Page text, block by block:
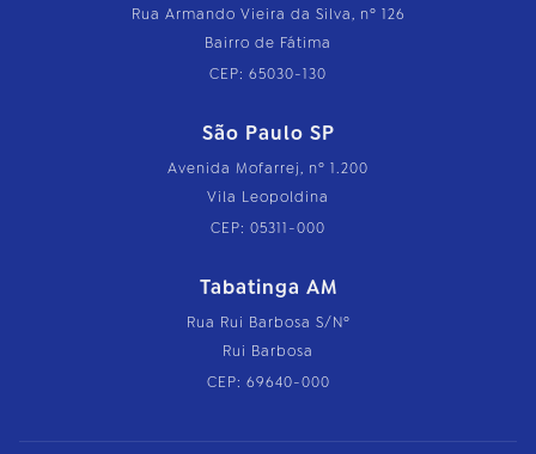
Rua Armando Vieira da Silva, nº 126
Bairro de Fátima
CEP: 65030-130
São Paulo SP
Avenida Mofarrej, nº 1.200
Vila Leopoldina
CEP: 05311-000
Tabatinga AM
Rua Rui Barbosa S/Nº
Rui Barbosa
CEP: 69640-000